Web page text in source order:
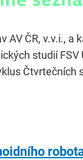
AV ČR, v.v.i., a
studií FSV
Čtvrtečních